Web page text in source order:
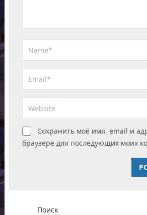
Сохранить моё имя, email и
браузере для последующих моих
Поиск